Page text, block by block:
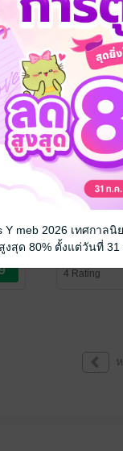
Mitsuka ฉ่
(ฉบับการ์ตู
akabeko/
4 Rating
Y meb 2026 เทศกาล
สุด 80% ตั้งแต่วันที่ 31